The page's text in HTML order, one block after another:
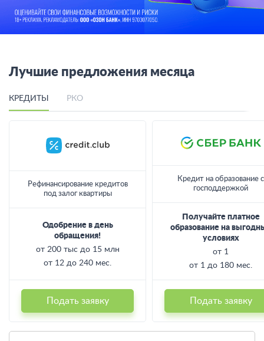
Лучшие предложения месяца
КРЕДИТЫ РКО
Рефинансирование кредитов
под залог квартиры
Одобрение в день
обращения!
от 200 тыс до 15 млн
от 12 до 240 мес.
Подать заявку
Кредит на образование с
господдержкой
Получайте платное
образование на
условиях
от 1
от 1 до 180 мес.
Подать заявку